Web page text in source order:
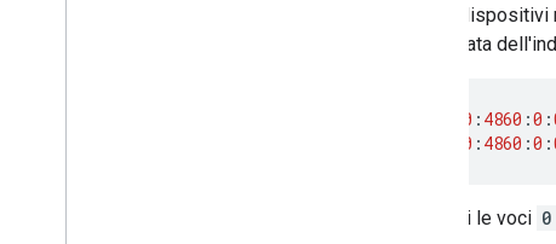
Alcuni
abbreviata
4860 : 4860 :0 :
4860 : 4860 :0 :
Espandi le voci 0